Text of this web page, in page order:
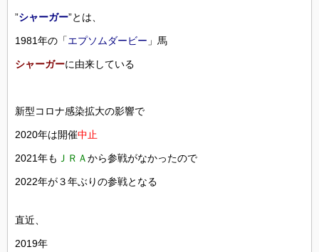
”シャーガー”とは、
1981年の「エプソムダービー 」馬
シャーガーに由来している
新型コロナ感染拡大の影響で
2020年は開催中止
2021年も ＪＲＡから参戦がなかったので
2022年が３年ぶりの参戦となる
直近、
2019年